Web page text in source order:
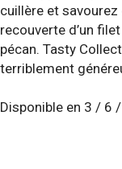
cuillère et
recouverte d’un
pécan. Tasty
terriblement
Disponible en 3 / 6